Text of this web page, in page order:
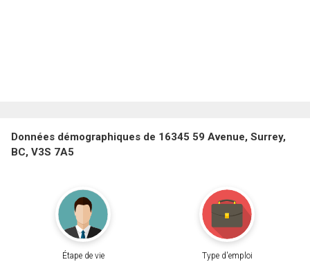
Données démographiques de 16345 59 Avenue, Surrey,
BC, V3S 7A5
Étape de vie Type d'emploi